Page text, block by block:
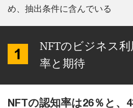
め、抽出条件に含んでいる
NFTのビジネス
率と期待
NFTの認知率は26％と、